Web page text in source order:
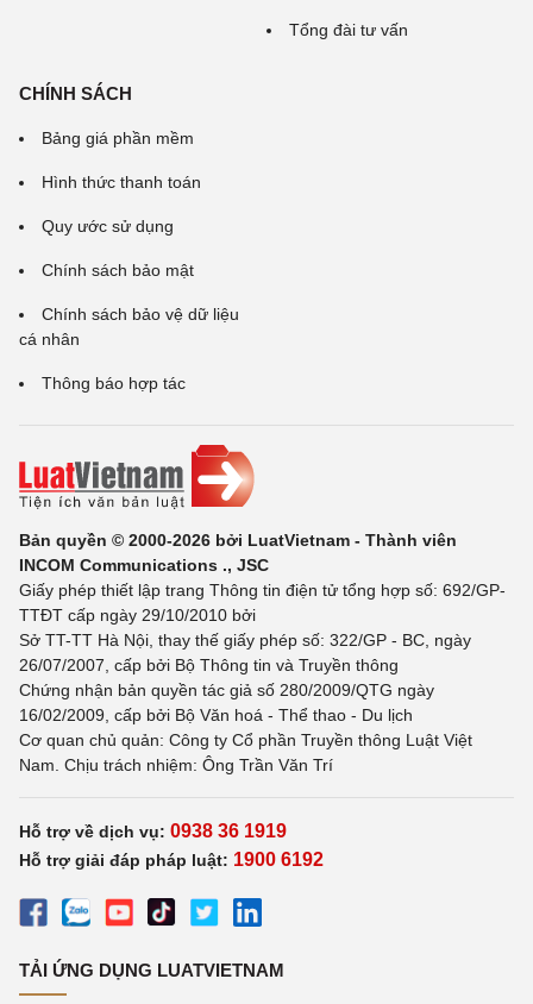
Tổng đài tư vấn
CHÍNH SÁCH
Bảng giá phần mềm
Hình thức thanh toán
Quy ước sử dụng
Chính sách bảo mật
Chính sách bảo vệ dữ liệu
cá nhân
Thông báo hợp tác
Bản quyền © 2000-2026 bởi LuatVietnam - Thành viên
INCOM Communications ., JSC
Giấy phép thiết lập trang Thông tin điện tử tổng hợp số: 692/GP-
TTĐT cấp ngày 29/10/2010 bởi
Sở TT-TT Hà Nội, thay thế giấy phép số: 322/GP - BC, ngày
26/07/2007, cấp bởi Bộ Thông tin và Truyền thông
Chứng nhận bản quyền tác giả số 280/2009/QTG ngày
16/02/2009, cấp bởi Bộ Văn hoá - Thể thao - Du lịch
Cơ quan chủ quản: Công ty Cổ phần Truyền thông Luật Việt
Nam. Chịu trách nhiệm: Ông Trần Văn Trí
Hỗ trợ về dịch vụ: 0938 36 1919
Hỗ trợ giải đáp pháp luật: 1900 6192
TẢI ỨNG DỤNG LUATVIETNAM